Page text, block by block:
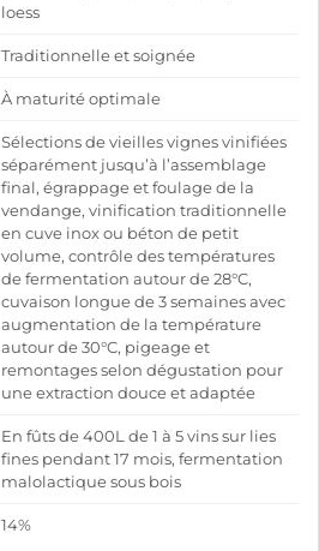
loess
Traditionnelle et soignée
À maturité optimale
Sélections de vieilles vignes vinifiées
séparément jusqu’à l’assemblage
final, égrappage et foulage de la
vendange, vinification traditionnelle
en cuve inox ou béton de petit
volume, contrôle des températures
de fermentation autour de 28°C,
cuvaison longue de 3 semaines avec
augmentation de la température
autour de 30°C, pigeage et
remontages selon dégustation pour
une extraction douce et adaptée
En fûts de 400L de 1 à 5 vins sur lies
fines pendant 17 mois, fermentation
malolactique sous bois
14%